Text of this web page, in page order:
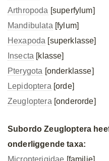
Arthropoda [superfylum]
Mandibulata [fylum]
Hexapoda [superklasse]
Insecta [klasse]
Pterygota [onderklasse]
Lepidoptera [orde]
Zeugloptera [onderorde]
Subordo Zeugloptera
onderliggende taxa:
Micropterigidae [familie]